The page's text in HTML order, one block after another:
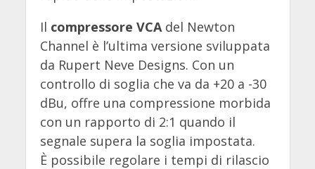
Il compressore VCA del Newton
Channel è l’ultima versione sviluppata
da Rupert Neve Designs. Con un
controllo di soglia che va da +20 a -30
dBu, offre una compressione morbida
con un rapporto di 2:1 quando il
segnale supera la soglia impostata.
È possibile regolare i tempi di rilascio